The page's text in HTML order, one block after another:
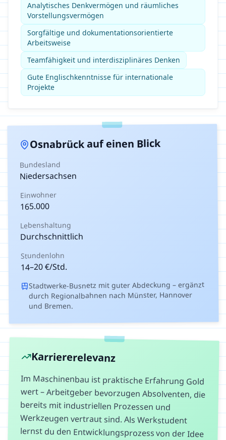
Analytisches Denkvermögen und räumliches
Vorstellungsvermögen
Sorgfältige und dokumentationsorientierte
Arbeitsweise
Teamfähigkeit und interdisziplinäres Denken
Gute Englischkenntnisse für internationale
Projekte
Osnabrückauf einen Blick
Bundesland
Niedersachsen
Einwohner
165.000
Lebenshaltung
Durchschnittlich
Stundenlohn
14–20€/Std.
Stadtwerke-Busnetz mit guter Abdeckung – ergänzt
durch Regionalbahnen nach Münster, Hannover
und Bremen.
Karriererelevanz
Im Maschinenbau ist praktische Erfahrung Gold
wert – Arbeitgeber bevorzugen Absolventen, die
bereits mit industriellen Prozessen und
Werkzeugen vertraut sind. Als Werkstudent
lernst du den Entwicklungsprozess von der Idee
bis zum fertigen Produkt kennen und baust
wichtige Kontakte in der Branche auf. Viele
Unternehmen übernehmen ihre Werkstudenten